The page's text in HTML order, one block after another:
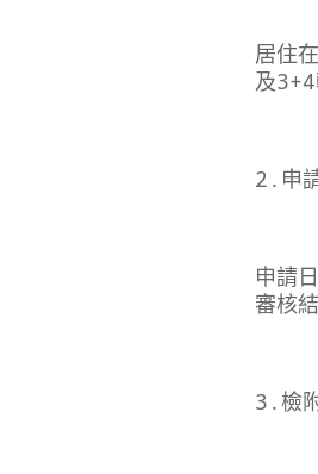
居住
及
2.申
申請
審核
3.檢